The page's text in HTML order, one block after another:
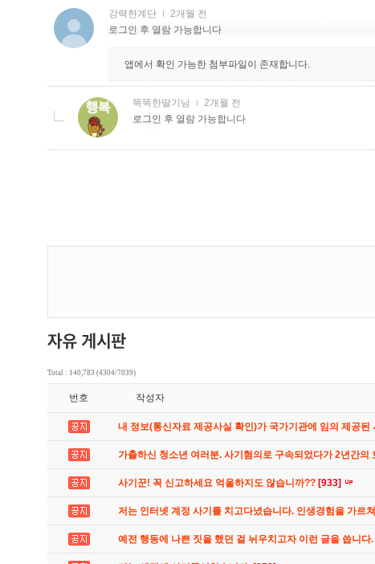
Total : 140,783 (4304/7039)
번호 작성자
내 정보(통신자료 제공사실 확인)가 국가기관에 임의 제공된
가출하신 청소년 여러분. 사기혐의로 구속되었다가 2년간의
사기꾼! 꼭 신고하세요 억울하지도 않습니까?? [933]
저는 인터넷 계정 사기를 치고다녔습니다. 인생경험을 가르
예전 행동에 나쁜 짓을 했던 걸 뉘우치고자 이런 글을 씁니다.